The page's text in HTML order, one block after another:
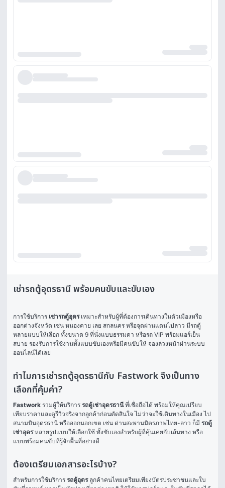
เช่ารถตู้อุดรธานี พร้อมคนขับและขับเอง
การใช้บริการ เช่ารถตู้อุดร เหมาะสำหรับผู้ที่ต้องการเดินทางในตัวเมืองหรือ
ออกต่างจังหวัด เช่น หนองคาย เลย สกลนคร หรือจุดผ่านแดนไปลาว มีรถตู้
หลายแบบให้เลือก ทั้งขนาด 9 ที่นั่งแบบธรรมดา หรือรถ VIP พร้อมแอร์เย็น
สบาย รองรับการใช้งานทั้งแบบขับเองหรือมีคนขับให้ จองล่วงหน้าผ่านระบบ
ออนไลน์ได้เลย
ทำไมการเช่ารถตู้อุดรธานีกับ Fastwork จึงเป็นทาง
เลือกที่คุ้มค่า?
Fastwork รวมผู้ให้บริการ รถตู้เช่าอุดรธานี ที่เชื่อถือได้ พร้อมให้คุณเปรียบ
เทียบราคาและดูรีวิวจริงจากลูกค้าก่อนตัดสินใจ ไม่ว่าจะใช้เดินทางในเมือง ไป
สนามบินอุดรธานี หรือออกนอกเขต เช่น ด่านสะพานมิตรภาพไทย-ลาว ก็มี รถตู้
เช่าอุดร หลายรูปแบบให้เลือกใช้ ทั้งขับเองสำหรับผู้ที่คุ้นเคยกับเส้นทาง หรือ
แบบพร้อมคนขับที่รู้จักพื้นที่อย่างดี
ต้องเตรียมเอกสารอะไรบ้าง?
สำหรับการใช้บริการ รถตู้อุดร ลูกค้าคนไทยเตรียมเพียงบัตรประชาชนและใบ